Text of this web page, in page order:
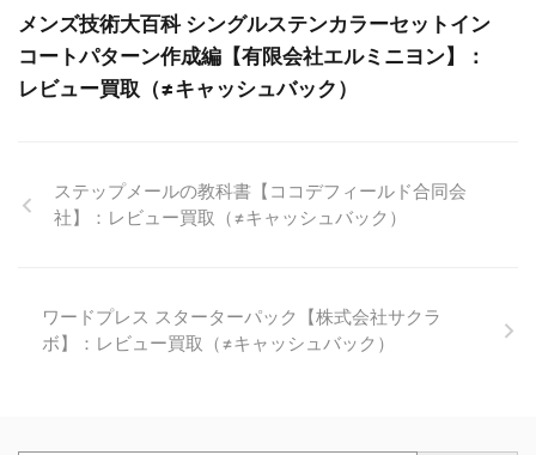
メンズ技術大百科 シングルステンカラーセットイン
コートパターン作成編【有限会社エルミニヨン】：
レビュー買取（≠キャッシュバック）
ステップメールの教科書【ココデフィールド合同会
社】：レビュー買取（≠キャッシュバック）
ワードプレス スターターパック【株式会社サクラ
ボ】：レビュー買取（≠キャッシュバック）